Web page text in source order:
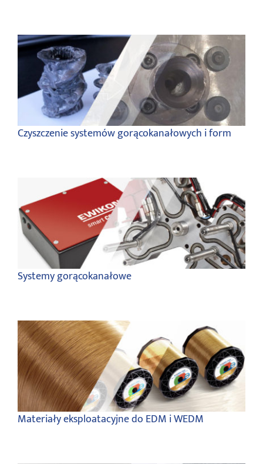
Czyszczenie systemów gorącokanałowych i form
Systemy gorącokanałowe
Materiały eksploatacyjne do EDM i WEDM